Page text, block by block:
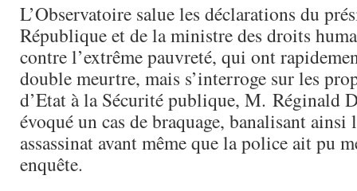
L’Observatoire salue les déclarations du
République et de la ministre des droits
contre l’extrême pauvreté, qui ont
double meurtre, mais s’interroge sur les
d’Etat à la Sécurité publique, M. Réginald
évoqué un cas de braquage, banalisant ainsi
assassinat avant même que la police ait pu
enquête.